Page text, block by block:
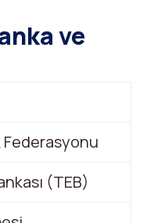
ve
Federasyonu
(TEB)